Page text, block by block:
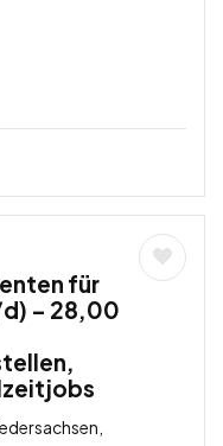
für
– 28,00